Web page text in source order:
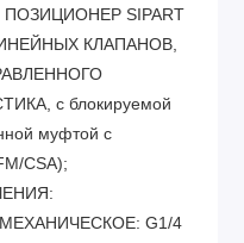
SIPART
КЛАПАНОВ,
с блокируемой
муфтой с
CSA);
G1/4